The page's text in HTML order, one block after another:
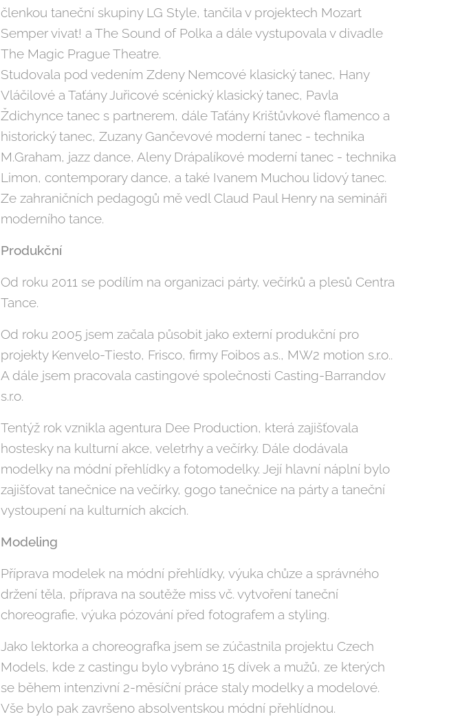
členkou taneční skupiny LG Style, tančila v projektech Mozart
Semper vivat! a The Sound of Polka a dále vystupovala v divadle
The Magic Prague Theatre.
Studovala pod vedením Zdeny Nemcové klasický tanec, Hany
Vláčilové a Taťány Juřicové scénický klasický tanec, Pavla
Ždichynce tanec s partnerem, dále Taťány Krištůvkové flamenco a
historický tanec, Zuzany Gančevové moderní tanec - technika
M.Graham, jazz dance, Aleny Drápalíkové moderní tanec - technika
Limon, contemporary dance, a také Ivanem Muchou lidový tanec.
Ze zahraničních pedagogů mě vedl Claud Paul Henry na semináři
moderního tance.
Produkční
Od roku 2011 se podílím na organizaci párty, večírků a plesů Centra
Tance.
Od roku 2005 jsem začala působit jako externí produkční pro
projekty Kenvelo-Tiesto, Frisco, firmy Foibos a.s., MW2 motion s.r.o..
A dále jsem pracovala castingové společnosti Casting-Barrandov
s.r.o.
Tentýž rok vznikla agentura Dee Production, která zajišťovala
hostesky na kulturní akce, veletrhy a večírky. Dále dodávala
modelky na módní přehlídky a fotomodelky. Její hlavní náplní bylo
zajišťovat tanečnice na večírky, gogo tanečnice na párty a taneční
vystoupení na kulturních akcích.
Modeling
Příprava modelek na módní přehlídky, výuka chůze a správného
držení těla, příprava na soutěže miss vč. vytvoření taneční
choreografie, výuka pózování před fotografem a styling.
Jako lektorka a choreografka jsem se zúčastnila projektu Czech
Models, kde z castingu bylo vybráno 15 dívek a mužů, ze kterých
se během intenzivní 2-měsíční práce staly modelky a modelové.
Vše bylo pak završeno absolventskou módní přehlídnou.